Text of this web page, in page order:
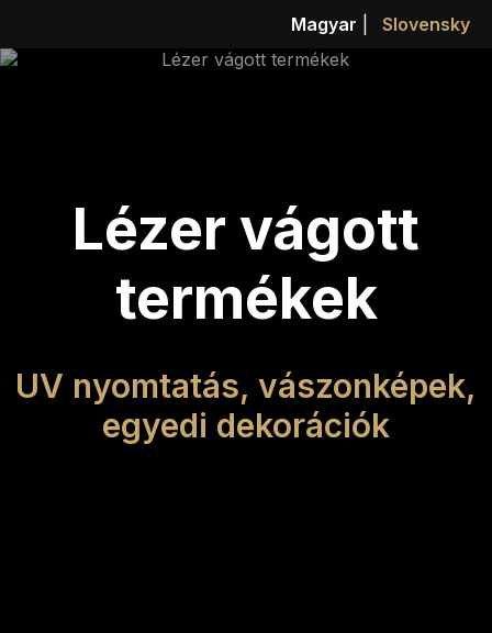
Magyar Slovensky
Lézer vágott
termékek
UV nyomtatás, vászonképek,
egyedi dekorációk